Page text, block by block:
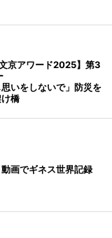
京アワード2025】第3
いをしないで」防災を
橋
画でギネス世界記録